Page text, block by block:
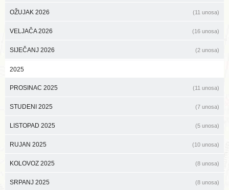
OŽUJAK 2026 (11 unosa)
VELJAČA 2026 (16 unosa)
SIJEČANJ 2026 (2 unosa)
2025
PROSINAC 2025 (11 unosa)
STUDENI 2025 (7 unosa)
LISTOPAD 2025 (5 unosa)
RUJAN 2025 (10 unosa)
KOLOVOZ 2025 (8 unosa)
SRPANJ 2025 (8 unosa)